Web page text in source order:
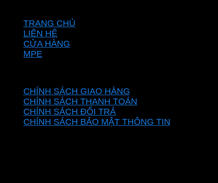
TRANG CHỦ
LIÊN HỆ
CỬA HÀNG
MPE
CHÍNH SÁCH GIAO HÀNG
CHÍNH SÁCH THANH TOÁN
CHÍNH SÁCH ĐỔI TRẢ
CHÍNH SÁCH BẢO MẬT THÔNG TIN